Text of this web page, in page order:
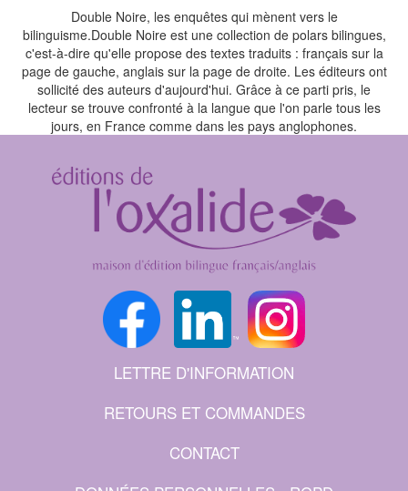
Double Noire, les enquêtes qui mènent vers le
bilinguisme.Double Noire est une collection de polars bilingues,
c'est-à-dire qu'elle propose des textes traduits : français sur la
page de gauche, anglais sur la page de droite. Les éditeurs ont
sollicité des auteurs d'aujourd'hui. Grâce à ce parti pris, le
lecteur se trouve confronté à la langue que l'on parle tous les
jours, en France comme dans les pays anglophones.
LETTRE D'INFORMATION
RETOURS ET COMMANDES
CONTACT